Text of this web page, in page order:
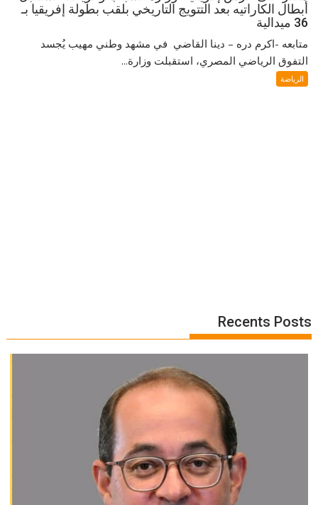
أبطال الكاراتيه بعد التتويج التاريخي بلقب بطولة إفريقيا بـ
36 ميدالية
متابعه -اكرم دره – دينا القاضي في مشهد وطني مهيب يُجسد
التفوق الرياضي المصري، استقبلت وزارة...
الرياضة
Recents Posts